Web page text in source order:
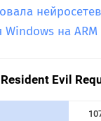
Windows на ARM
Evil